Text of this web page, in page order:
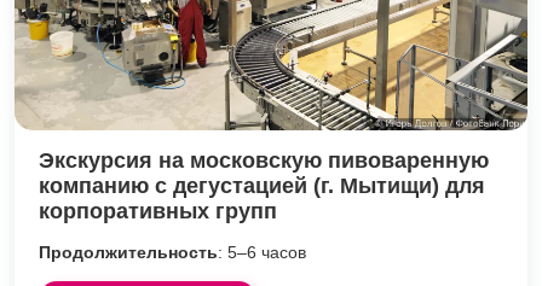
Экскурсия на московскую пивоваренную
компанию с дегустацией (г. Мытищи) для
корпоративных групп
Продолжительность: 5–6 часов